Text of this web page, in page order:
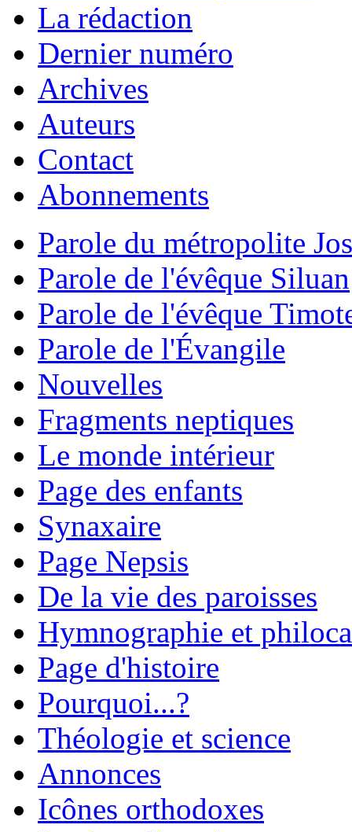
La rédaction
Dernier numéro
Archives
Auteurs
Contact
Abonnements
Parole du métropolite
Parole de l'évêque Siluan
Parole de l'évêque
Parole de l'Évangile
Nouvelles
Fragments neptiques
Le monde intérieur
Page des enfants
Synaxaire
Page Nepsis
De la vie des paroisses
Hymnographie et
Page d'histoire
Pourquoi...?
Théologie et science
Annonces
Icônes orthodoxes